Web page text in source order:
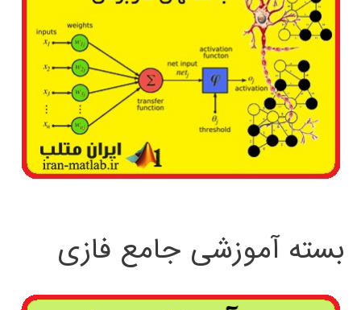
بسته آموزشی جامع فازی